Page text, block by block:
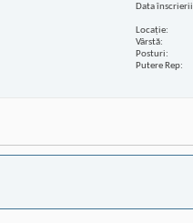
Data înscrierii
Locaţie
Vârstă
Posturi
Putere Rep